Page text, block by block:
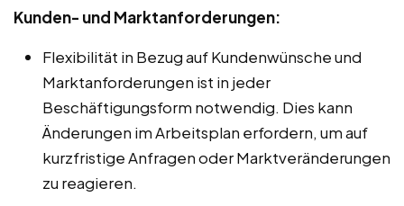
Kunden- und Marktanforderungen:
Flexibilität in Bezug auf Kundenwünsche und
Marktanforderungen ist in jeder
Beschäftigungsform notwendig. Dies kann
Änderungen im Arbeitsplan erfordern, um auf
kurzfristige Anfragen oder Marktveränderungen
zu reagieren.